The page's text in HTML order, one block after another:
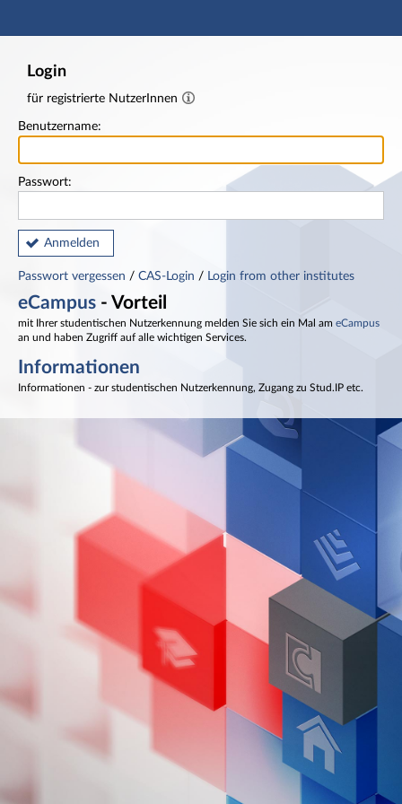
Hauptnavigation
Login
für registrierte NutzerInnen
Benutzername:
Passwort:
Anmelden
Passwort vergessen / CAS-Login / Login from other institutes
eCampus - Vorteil
mit Ihrer studentischen Nutzerkennung melden Sie sich ein Mal am eCampus
an und haben Zugriff auf alle wichtigen Services.
Informationen
Informationen - zur studentischen Nutzerkennung, Zugang zu Stud.IP etc.